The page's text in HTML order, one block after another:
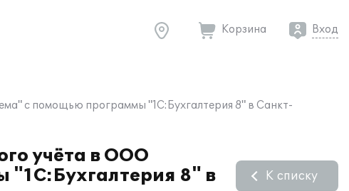
Корзина Вход
с помощью программы "1С:Бухгалтерия 8" в Санкт-
учёта в ООО
8" в
К списку